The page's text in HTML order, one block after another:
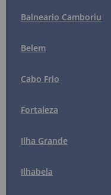
Balneario Camboriu
Belem
Cabo Frio
Fortaleza
Ilha Grande
Ilhabela